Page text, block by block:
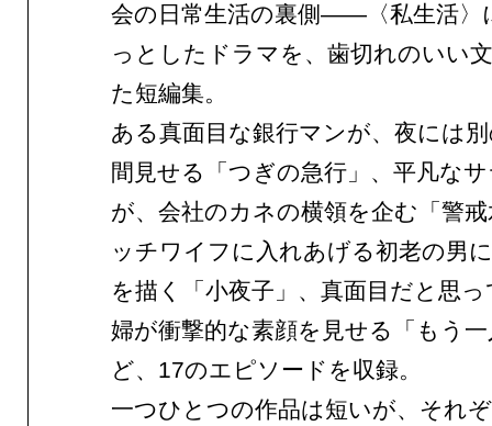
会の日常生活の裏側——〈私生活〉
っとしたドラマを、歯切れのいい
た短編集。
ある真面目な銀行マンが、夜には
間見せる「つぎの急行」、平凡な
が、会社のカネの横領を企む「警
ッチワイフに入れあげる初老の男
を描く「小夜子」、真面目だと思
婦が衝撃的な素顔を見せる「もう
ど、17のエピソードを収録。
一つひとつの作品は短いが、それ